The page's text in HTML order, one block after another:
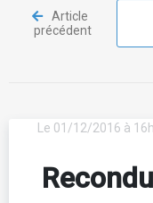
Article
précédent
Le 01/12/2016 à 16h